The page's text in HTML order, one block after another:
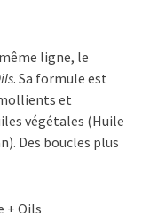
ligne, le
. Sa formule est
et
végétales (Huile
Des boucles plus